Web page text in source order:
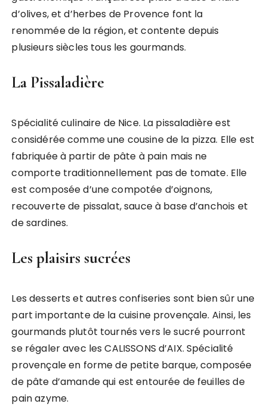
d’olives, et d’herbes de Provence font la
renommée de la région, et contente depuis
plusieurs siècles tous les gourmands.
La Pissaladière
Spécialité culinaire de Nice. La pissaladière est
considérée comme une cousine de la pizza. Elle est
fabriquée à partir de pâte à pain mais ne
comporte traditionnellement pas de tomate. Elle
est composée d’une compotée d’oignons,
recouverte de pissalat, sauce à base d’anchois et
de sardines.
Les plaisirs sucrées
Les desserts et autres confiseries sont bien sûr une
part importante de la cuisine provençale. Ainsi, les
gourmands plutôt tournés vers le sucré pourront
se régaler avec les CALISSONS d’AIX. Spécialité
provençale en forme de petite barque, composée
de pâte d’amande qui est entourée de feuilles de
pain azyme.